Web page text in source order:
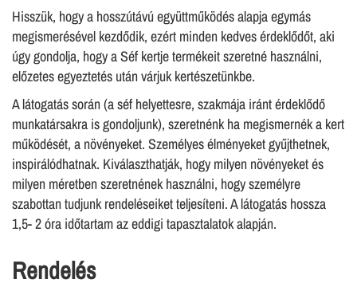
Hisszük, hogy a hosszútávú együttműködés alapja egymás
megismerésével kezdődik, ezért minden kedves érdeklődőt, aki
úgy gondolja, hogy a Séf kertje termékeit szeretné használni,
előzetes egyeztetés után várjuk kertészetünkbe.
A látogatás során (a séf helyettesre, szakmája iránt érdeklődő
munkatársakra is gondoljunk), szeretnénk ha megismernék a kert
működését, a növényeket. Személyes élményeket gyűjthetnek,
inspirálódhatnak. Kiválaszthatják, hogy milyen növényeket és
milyen méretben szeretnének használni, hogy személyre
szabottan tudjunk rendeléseiket teljesíteni. A látogatás hossza
1,5- 2 óra időtartam az eddigi tapasztalatok alapján.
Rendelés